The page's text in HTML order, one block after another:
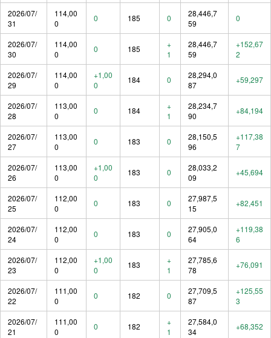
2026/07/
31
114,00
0
0 185 0
28,446,7
59
0
2026/07/
30
114,00
0
0 185
+
1
28,446,7
59
+152,67
2
2026/07/
29
114,00
0
+1,00
0
184 0
28,294,0
87
+59,297
2026/07/
28
113,00
0
0 184
+
1
28,234,7
90
+84,194
2026/07/
27
113,00
0
0 183 0
28,150,5
96
+117,38
7
2026/07/
26
113,00
0
+1,00
0
183 0
28,033,2
09
+45,694
2026/07/
25
112,00
0
0 183 0
27,987,5
15
+82,451
2026/07/
24
112,00
0
0 183 0
27,905,0
64
+119,38
6
2026/07/
23
112,00
0
+1,00
0
183
+
1
27,785,6
78
+76,091
2026/07/
22
111,00
0
0 182 0
27,709,5
87
+125,55
3
2026/07/
21
111,00
0
0 182
+
1
27,584,0
34
+68,352